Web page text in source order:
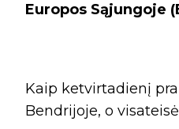
Europos Sąjungoje
Kaip ketvirtadienį
Bendrijoje, o